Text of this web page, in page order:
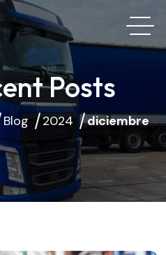
Posts
Blog 2024 diciembre